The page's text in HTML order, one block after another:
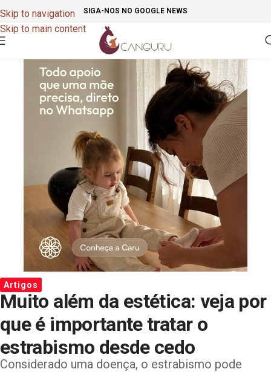
Skip to navigation
Skip to main content
SIGA-NOS NO GOOGLE NEWS
Artigos
Muito além da estética: veja por
que é importante tratar o
estrabismo desde cedo
Considerado uma doença, o estrabismo pode